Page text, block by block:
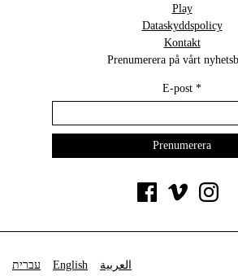
Play
Dataskyddspolicy
Kontakt
Prenumerera på vårt
E-post *
עברית English العربية